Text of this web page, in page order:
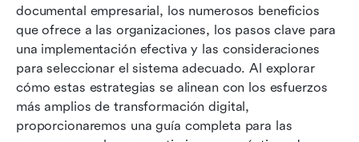
documental empresarial, los numerosos beneficios
que ofrece a las organizaciones, los pasos clave para
una implementación efectiva y las consideraciones
para seleccionar el sistema adecuado. Al explorar
cómo estas estrategias se alinean con los esfuerzos
más amplios de transformación digital,
proporcionaremos una guía completa para las